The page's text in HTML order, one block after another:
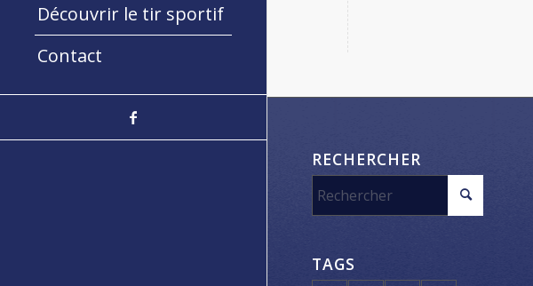
Découvrir le tir sportif
Contact
RECHERCHER
TAGS